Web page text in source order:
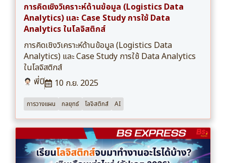
การคิดเชิงวิเคราะห์ด้านข้อมูล (Logistics Data
Analytics) และ Case Study การใช้ Data
Analytics ในโลจิสติกส์
การคิดเชิงวิเคราะห์ด้านข้อมูล (Logistics Data
Analytics) และ Case Study การใช้ Data Analytics
ในโลจิสติกส์
พี่ปี
10 ก.ย. 2025
การวางแผน กลยุทธ์ โลจิสติกส์ AI